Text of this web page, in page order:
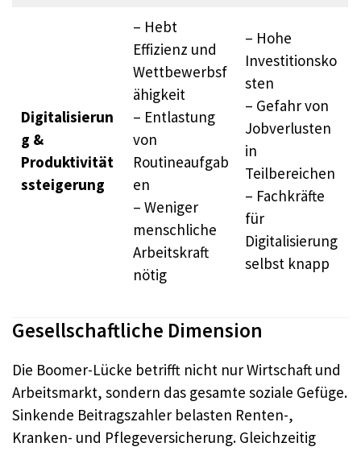
Digitalisierun
g &
Produktivität
ssteigerung
– Hebt
Effizienz und
Wettbewerbsf
ähigkeit
– Entlastung
von
Routineaufgab
en
– Weniger
menschliche
Arbeitskraft
nötig
– Hohe
Investitionsko
sten
– Gefahr von
Jobverlusten
in
Teilbereichen
– Fachkräfte
für
Digitalisierung
selbst knapp
Gesellschaftliche Dimension
Die Boomer-Lücke betrifft nicht nur Wirtschaft und
Arbeitsmarkt, sondern das gesamte soziale Gefüge.
Sinkende Beitragszahler belasten Renten-,
Kranken- und Pflegeversicherung. Gleichzeitig